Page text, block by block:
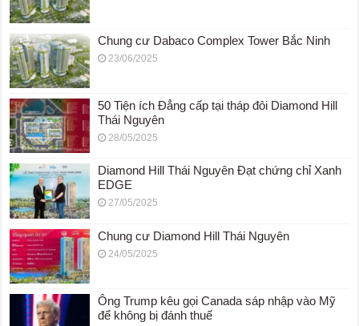
Chung cư Dabaco Complex Tower Bắc Ninh
23/06/2025
50 Tiện ích Đẳng cấp tại tháp đôi Diamond Hill
Thái Nguyên
28/05/2025
Diamond Hill Thái Nguyên Đạt chứng chỉ Xanh
EDGE
27/05/2025
Chung cư Diamond Hill Thái Nguyên
24/05/2025
Ông Trump kêu gọi Canada sáp nhập vào Mỹ
để không bị đánh thuế